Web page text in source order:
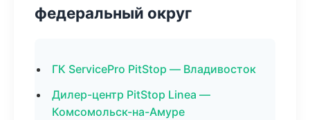
федеральный округ
ГК ServicePro PitStop — Владивосток
Дилер-центр PitStop Linea —
Комсомольск-на-Амуре